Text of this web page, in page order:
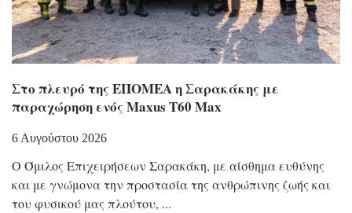
Στο πλευρό της ΕΠΟΜΕΑ η Σαρακάκης με
παραχώρηση ενός Maxus T60 Max
6 Αυγούστου 2026
Ο Όμιλος Επιχειρήσεων Σαρακάκη, με αίσθημα ευθύνης
και με γνώμονα την προστασία της ανθρώπινης ζωής και
του φυσικού μας πλούτου,